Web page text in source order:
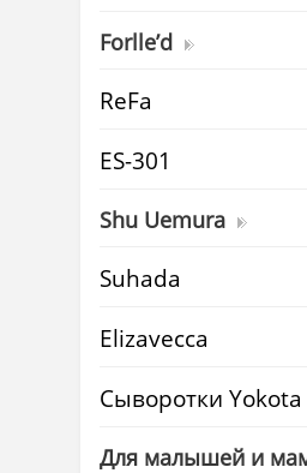
Forlle’d
ReFa
ES-301
Shu Uemura
Suhada
Elizavecca
Cыворотки
Для малышей и